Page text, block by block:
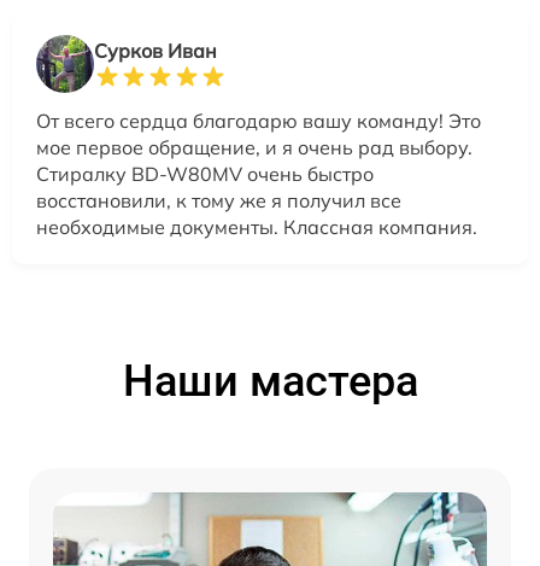
Сурков Иван
От всего сердца благодарю вашу команду! Это
мое первое обращение, и я очень рад выбору.
Стиралку BD-W80MV очень быстро
восстановили, к тому же я получил все
необходимые документы. Классная компания.
Наши мастера